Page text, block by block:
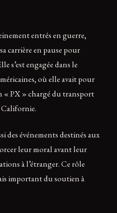
entrés en guerre,
carrière en pause pour
s’est engagée dans le
où elle avait pour
« PX » chargé du transport
Californie.
des événements destinés aux
leur moral avant leur
à l’étranger. Ce rôle
important du soutien à